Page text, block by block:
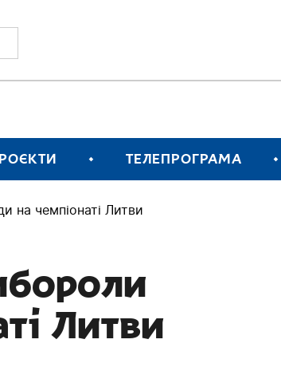
ТЕЛЕПРОГРАМА
на чемпіонаті Литви
Литви